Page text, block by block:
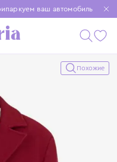
ваш автомобиль
от 15 000 ₽
были еще удобнее
Похожие